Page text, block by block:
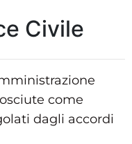
Civile
come
dagli accordi